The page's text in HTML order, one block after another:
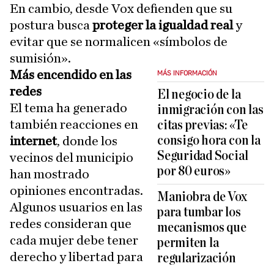
En cambio, desde Vox defienden que su
postura busca proteger la igualdad realy
evitar que se normalicen «símbolos de
sumisión».
MÁS INFORMACIÓN
El negocio de la
inmigración con las
citas previas: «Te
consigo hora con la
Seguridad Social
por 80 euros»
Maniobra de Vox
para tumbar los
mecanismos que
permiten la
regularización
Más encendido en las
redes
El tema ha generado
también reacciones en
internet, donde los
vecinos del municipio
han mostrado
opiniones encontradas.
Algunos usuarios en las
redes consideran que
cada mujer debe tener
derecho y libertad para